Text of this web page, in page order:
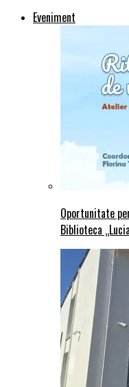
Eveniment
Oportunitate
Biblioteca